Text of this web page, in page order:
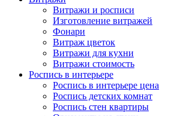
Витражи и росписи
Изготовление витражей
Фонари
Витраж цветок
Витражи для кухни
Витражи стоимость
Роспись в интерьере
Роспись в интерьере цена
Роспись детских комнат
Роспись стен квартиры